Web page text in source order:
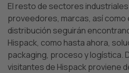
El resto de sectores
proveedores, marcas, así como
distribución seguirán
Hispack, como hasta ahora,
packaging, proceso y logística.
visitantes de Hispack proviene